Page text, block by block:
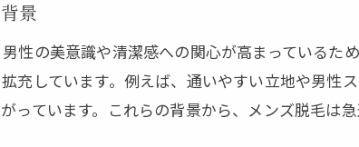
男性でも安心できる脱毛サロンの特徴と
全身脱毛で知っておきたい施術の安全性
医療脱毛・エステ脱毛のメリットとデメ
景
性の美意識や清潔感への関心が高まっているた
充しています。例えば、通いやすい立地や男性
っています。これらの背景から、メンズ脱毛は急